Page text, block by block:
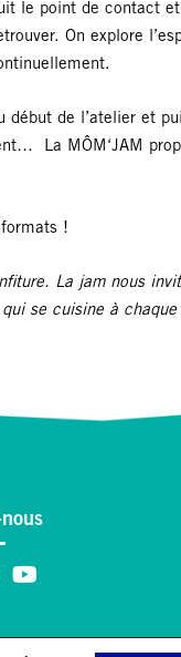
le point de contact
On explore
début de l’atelier et
La MÔM‘JAM
!
La jam nous
se cuisine à